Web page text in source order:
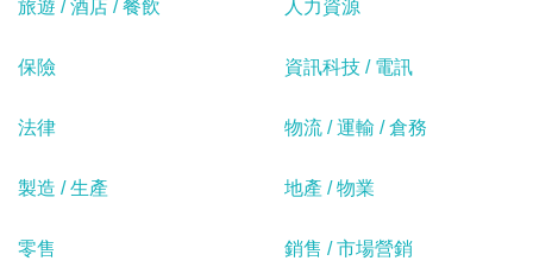
旅遊 / 酒店 / 餐飲 人力資源
保險 資訊科技 / 電訊
法律 物流 / 運輸 / 倉務
製造 / 生產 地產 / 物業
零售 銷售 / 市場營銷